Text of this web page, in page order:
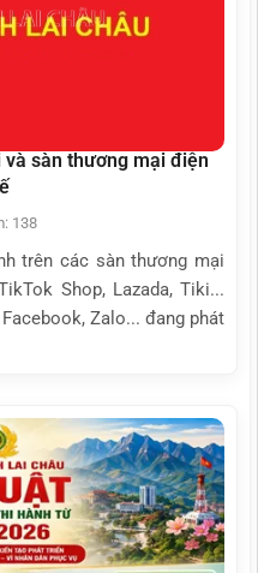
sàn thương mại điện
138
trên các sàn thương mại
Shop, Lazada, Tiki...
Zalo... đang phát